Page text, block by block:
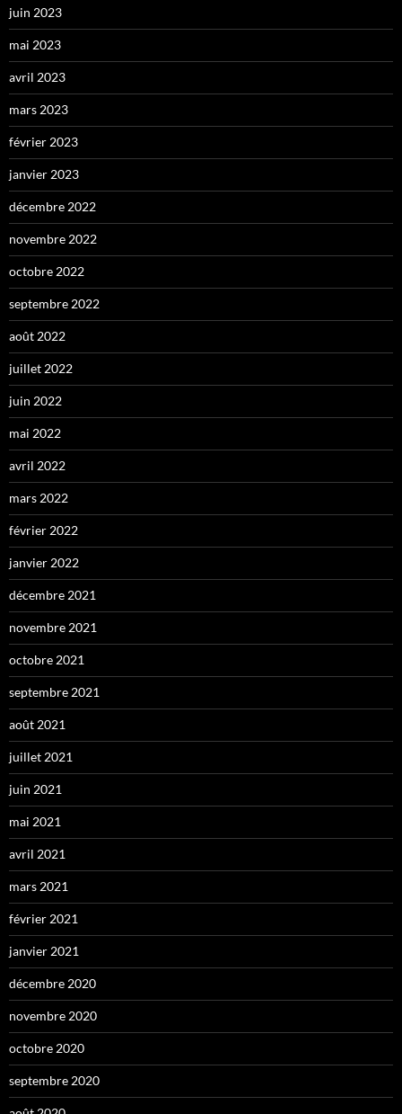
juin 2023
mai 2023
avril 2023
mars 2023
février 2023
janvier 2023
décembre 2022
novembre 2022
octobre 2022
septembre 2022
août 2022
juillet 2022
juin 2022
mai 2022
avril 2022
mars 2022
février 2022
janvier 2022
décembre 2021
novembre 2021
octobre 2021
septembre 2021
août 2021
juillet 2021
juin 2021
mai 2021
avril 2021
mars 2021
février 2021
janvier 2021
décembre 2020
novembre 2020
octobre 2020
septembre 2020